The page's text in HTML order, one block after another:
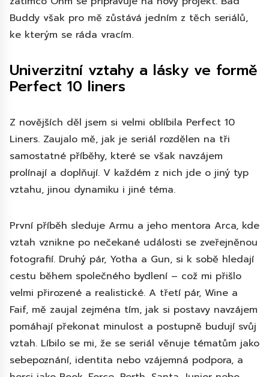
Buddy však pro mě zůstává jedním z těch seriálů,
ke kterým se ráda vracím.
Univerzitní vztahy a lásky ve formě
Perfect 10 liners
Z novějších děl jsem si velmi oblíbila Perfect 10
Liners. Zaujalo mě, jak je seriál rozdělen na tři
samostatné příběhy, které se však navzájem
prolínají a doplňují. V každém z nich jde o jiný typ
vztahu, jinou dynamiku i jiné téma.
První příběh sleduje Armu a jeho mentora Arca, kde
vztah vznikne po nečekané události se zveřejněnou
fotografií. Druhý pár, Yotha a Gun, si k sobě hledají
cestu během společného bydlení – což mi přišlo
velmi přirozené a realistické. A třetí pár, Wine a
Faif, mě zaujal zejména tím, jak si postavy navzájem
pomáhají překonat minulost a postupně budují svůj
vztah. Líbilo se mi, že se seriál věnuje tématům jako
sebepoznání, identita nebo vzájemná podpora, a